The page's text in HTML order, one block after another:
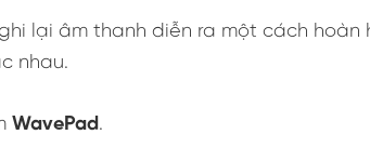
lại âm thanh diễn ra một cách hoàn
nhau.
WavePad.